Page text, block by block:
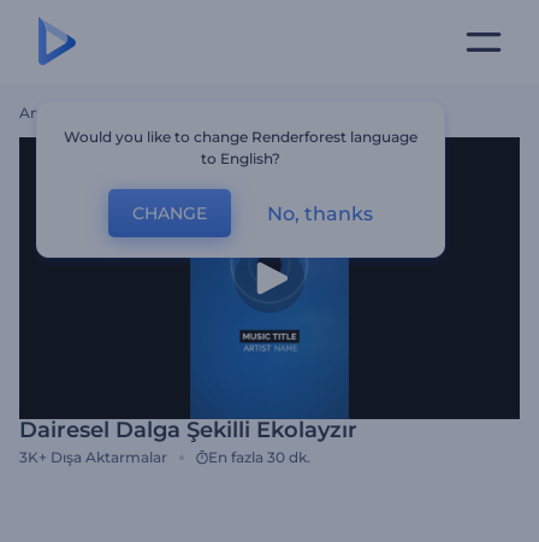
Ana Sayfa
Dairesel Dalga Şekilli Ekolayzır
3K+ Dışa Aktarmalar En fazla 30 dk.
Would you like to change Renderforest language
to English?
CHANGE No, thanks